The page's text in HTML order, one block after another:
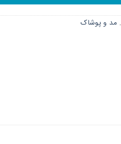
, مد و پوشاک